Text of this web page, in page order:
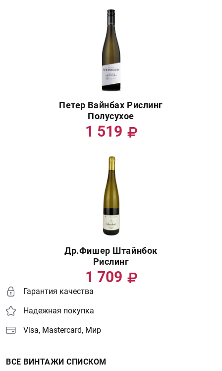
Петер Вайнбах Рислинг
Полусухое
1 519
Др.Фишер Штайнбок
Рислинг
1 709
Гарантия качества
Надежная покупка
Visa, Mastercard, Мир
ВСЕ ВИНТАЖИ СПИСКОМ